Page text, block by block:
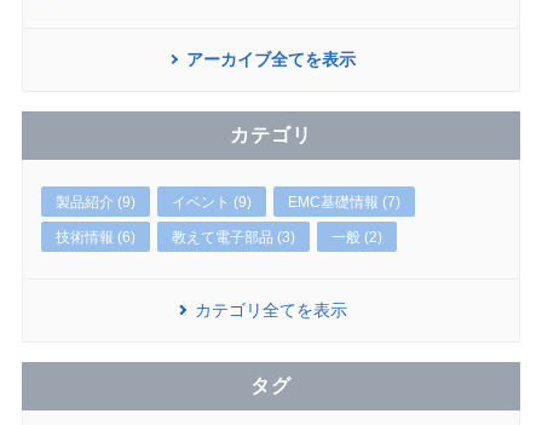
アーカイブ全てを表示
カテゴリ
製品紹介 (9) イベント (9) EMC基礎情報 (7)
技術情報 (6) 教えて電子部品 (3) 一般 (2)
カテゴリ全てを表示
タグ